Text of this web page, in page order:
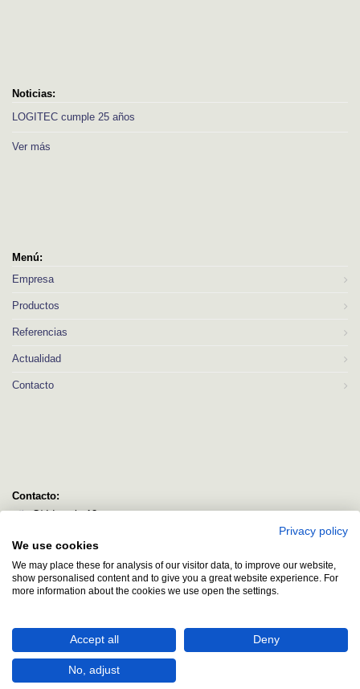
Noticias:
LOGITEC cumple 25 años
Ver más
Menú:
Empresa
Productos
Referencias
Actualidad
Contacto
Contacto:
C/ Idorsolo 13
Bizkaia
logitec@logitecsl.net
+34 944 544 580
Privacy policy
We use cookies
We may place these for analysis of our visitor data, to improve our website,
show personalised content and to give you a great website experience. For
more information about the cookies we use open the settings.
Accept all Deny
No, adjust